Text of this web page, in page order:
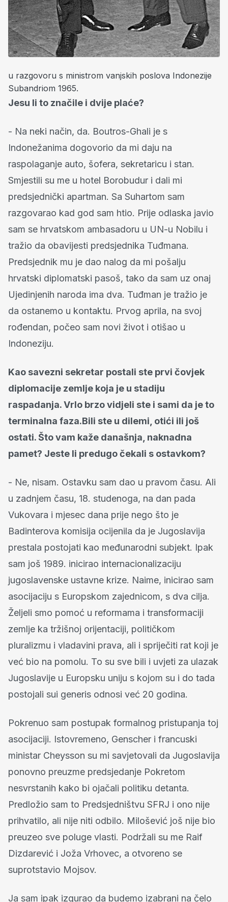
u razgovoru s ministrom vanjskih poslova Indonezije
Subandriom 1965.
Jesu li to značile i dvije plaće?
- Na neki način, da. Boutros-Ghali je s
Indonežanima dogovorio da mi daju na
raspolaganje auto, šofera, sekretaricu i stan.
Smjestili su me u hotel Borobudur i dali mi
predsjednički apartman. Sa Suhartom sam
razgovarao kad god sam htio. Prije odlaska javio
sam se hrvatskom ambasadoru u UN-u Nobilu i
tražio da obavijesti predsjednika Tuđmana.
Predsjednik mu je dao nalog da mi pošalju
hrvatski diplomatski pasoš, tako da sam uz onaj
Ujedinjenih naroda ima dva. Tuđman je tražio je
da ostanemo u kontaktu. Prvog aprila, na svoj
rođendan, počeo sam novi život i otišao u
Indoneziju.
Kao savezni sekretar postali ste prvi čovjek
diplomacije zemlje koja je u stadiju
raspadanja. Vrlo brzo vidjeli ste i sami da je to
terminalna faza.Bili ste u dilemi, otići ili još
ostati. Što vam kaže današnja, naknadna
pamet? Jeste li predugo čekali s ostavkom?
- Ne, nisam. Ostavku sam dao u pravom času. Ali
u zadnjem času, 18. studenoga, na dan pada
Vukovara i mjesec dana prije nego što je
Badinterova komisija ocijenila da je Jugoslavija
prestala postojati kao međunarodni subjekt. Ipak
sam još 1989. inicirao internacionalizaciju
jugoslavenske ustavne krize. Naime, inicirao sam
asocijaciju s Europskom zajednicom, s dva cilja.
Željeli smo pomoć u reformama i transformaciji
zemlje ka tržišnoj orijentaciji, političkom
pluralizmu i vladavini prava, ali i spriječiti rat koji je
već bio na pomolu. To su sve bili i uvjeti za ulazak
Jugoslavije u Europsku uniju s kojom su i do tada
postojali sui generis odnosi već 20 godina.
Pokrenuo sam postupak formalnog pristupanja toj
asocijaciji. Istovremeno, Genscher i francuski
ministar Cheysson su mi savjetovali da Jugoslavija
ponovno preuzme predsjedanje Pokretom
nesvrstanih kako bi ojačali politiku detanta.
Predložio sam to Predsjedništvu SFRJ i ono nije
prihvatilo, ali nije niti odbilo. Milošević još nije bio
preuzeo sve poluge vlasti. Podržali su me Raif
Dizdarević i Joža Vrhovec, a otvoreno se
suprotstavio Mojsov.
Ja sam ipak izgurao da budemo izabrani na čelo